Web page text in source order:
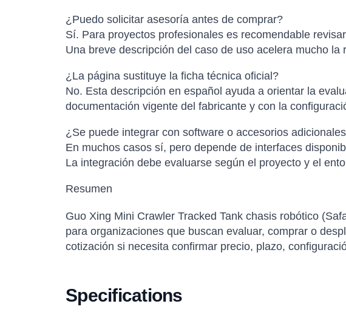
¿Puedo solicitar asesoría antes de comprar?
Sí. Para proyectos profesionales es recomendable
Una breve descripción del caso de uso acelera mucho la
¿La página sustituye la ficha técnica oficial?
No. Esta descripción en español ayuda a orientar la
documentación vigente del fabricante y con la
¿Se puede integrar con software o accesorios
En muchos casos sí, pero depende de interfaces
La integración debe evaluarse según el proyecto y el
Resumen
Guo Xing Mini Crawler Tracked Tank chasis robótico
para organizaciones que buscan evaluar, comprar o
cotización si necesita confirmar precio, plazo,
Specifications